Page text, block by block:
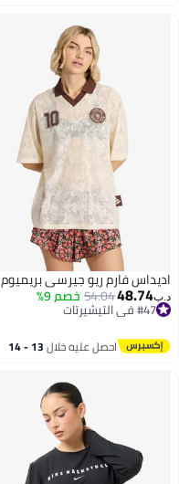
اديداس فارم ريو جيرسي بريميوم
د.ب‏48.74
54.04خصم 9%
#47 في التيشيرتات
احصل عليه خلال 13 - 14